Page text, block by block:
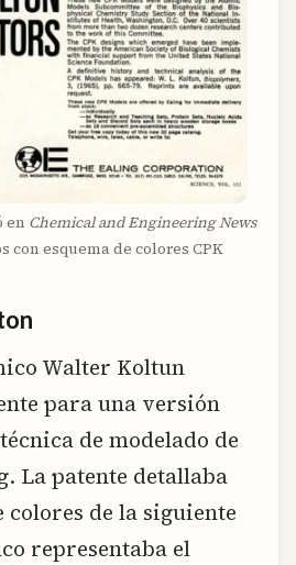
en Chemical and Engineering News
con esquema de colores CPK
Walter Koltun
para una versión
de modelado de
La patente detallaba
colores de la siguiente
representaba el